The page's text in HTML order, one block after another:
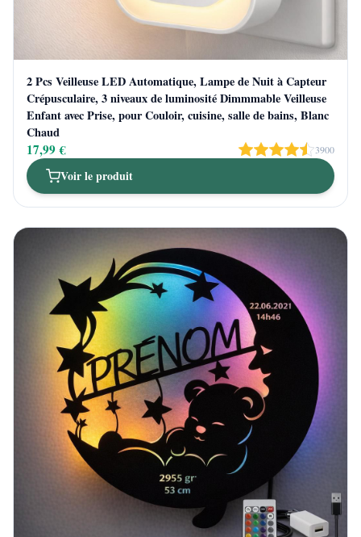
2 Pcs Veilleuse LED Automatique, Lampe de Nuit à Capteur
Crépusculaire, 3 niveaux de luminosité Dimmmable Veilleuse
Enfant avec Prise, pour Couloir, cuisine, salle de bains, Blanc
Chaud
17,99 € 3900
Voir le produit